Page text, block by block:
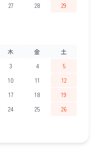
27 28
29
木 金
土
3 4
5
10 11
12
17 18
19
24 25
26